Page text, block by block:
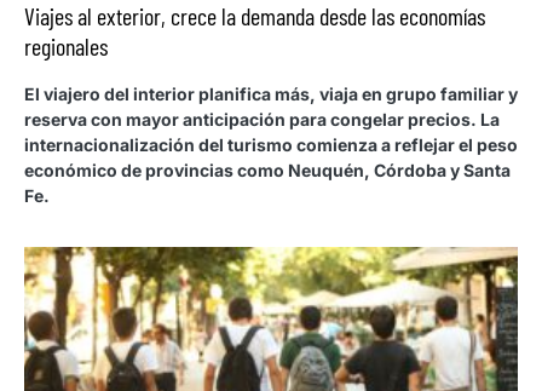
Viajes al exterior, crece la demanda desde las economías
regionales
El viajero del interior planifica más, viaja en grupo familiar y
reserva con mayor anticipación para congelar precios. La
internacionalización del turismo comienza a reflejar el peso
económico de provincias como Neuquén, Córdoba y Santa
Fe.